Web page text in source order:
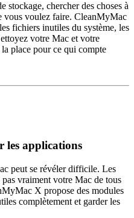
stockage, chercher des choses à
vous voulez faire. CleanMyMac
fichiers inutiles du système, les
votre Mac et votre
place pour ce qui compte
les applications
peut se révéler difficile. Les
vraiment votre Mac de tous
X propose des modules
complètement et garder les